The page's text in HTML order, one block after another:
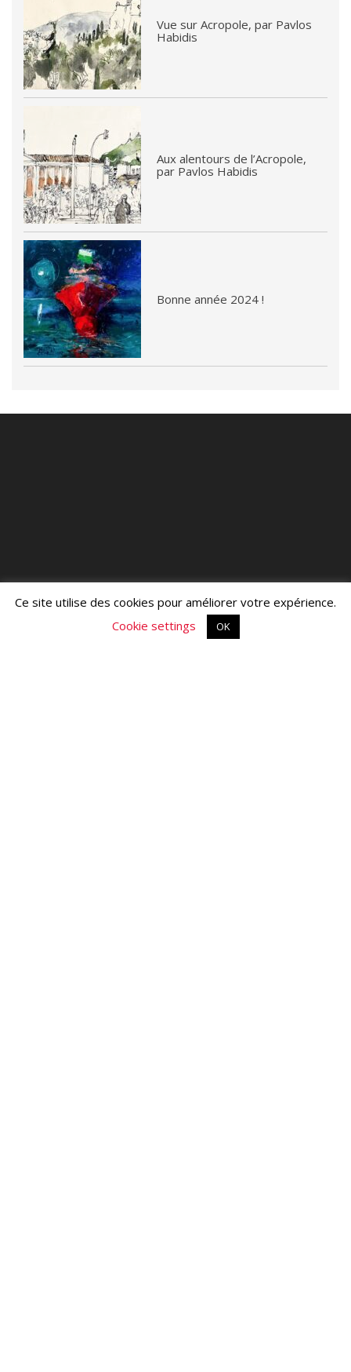
Vue sur Acropole, par Pavlos
Habidis
Aux alentours de l’Acropole,
par Pavlos Habidis
Bonne année 2024 !
Ce site utilise des cookies pour améliorer votre expérience.
Cookie settings
OK